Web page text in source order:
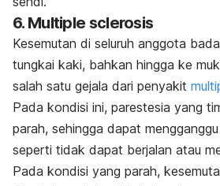
6. Multiple sclerosis
Kesemutan di seluruh anggota
tungkai kaki, bahkan hingga ke
salah satu gejala dari penyakit
Pada kondisi ini, parestesia yang
parah, sehingga dapat
seperti tidak dapat berjalan atau
Pada kondisi yang parah,